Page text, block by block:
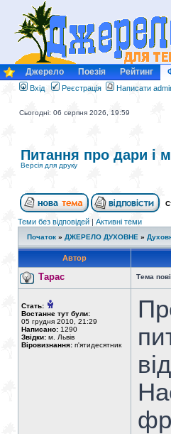
Джерело Поезія Рейтинг
Вхід Реєстрація Написати
Сьогодні: 06 серпня 2026, 19:59
Питання про дари і
Версія для друку
Теми без відповідей | Активні теми
Початок » ДЖЕРЕЛО ДУХОВНЕ »
Автор
Тарас Тема
Стать:
Востаннє тут були:
05 грудня 2010, 21:29
Написано: 1290
Звідки: м. Львів
Віровизнання: п'ятидесятник